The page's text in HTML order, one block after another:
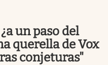
un paso del
querella de Vox
conjeturas"